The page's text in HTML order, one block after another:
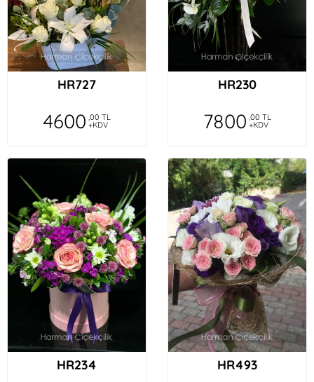
HR727
4600 ,00 TL
+KDV
HR230
7800 ,00 TL
+KDV
HR234 HR493